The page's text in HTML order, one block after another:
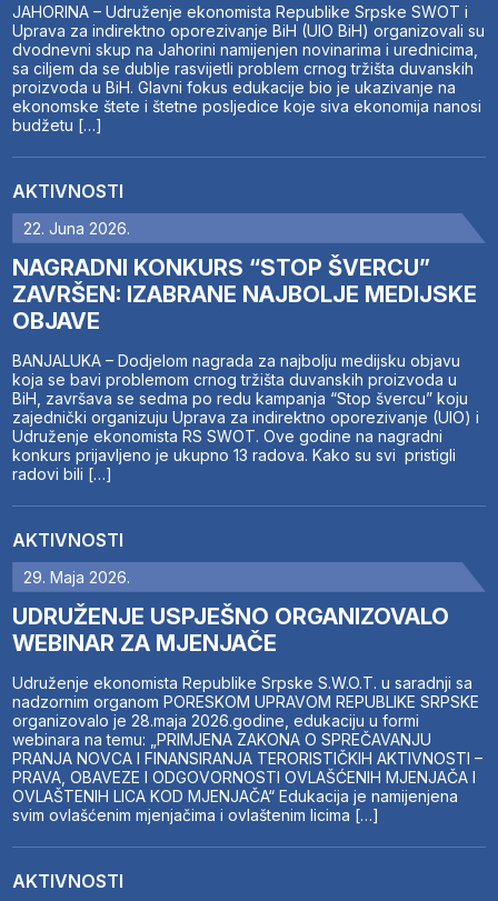
JAHORINA – Udruženje ekonomista Republike Srpske SWOT i
Uprava za indirektno oporezivanje BiH (UIO BiH) organizovali su
dvodnevni skup na Jahorini namijenjen novinarima i urednicima,
sa ciljem da se dublje rasvijetli problem crnog tržišta duvanskih
proizvoda u BiH. Glavni fokus edukacije bio je ukazivanje na
ekonomske štete i štetne posljedice koje siva ekonomija nanosi
budžetu […]
AKTIVNOSTI
22. Juna 2026.
NAGRADNI KONKURS “STOP ŠVERCU”
ZAVRŠEN: IZABRANE NAJBOLJE MEDIJSKE
OBJAVE
BANJALUKA – Dodjelom nagrada za najbolju medijsku objavu
koja se bavi problemom crnog tržišta duvanskih proizvoda u
BiH, završava se sedma po redu kampanja “Stop švercu” koju
zajednički organizuju Uprava za indirektno oporezivanje (UIO) i
Udruženje ekonomista RS SWOT. Ove godine na nagradni
konkurs prijavljeno je ukupno 13 radova. Kako su svi pristigli
radovi bili […]
AKTIVNOSTI
29. Maja 2026.
UDRUŽENJE USPJEŠNO ORGANIZOVALO
WEBINAR ZA MJENJAČE
Udruženje ekonomista Republike Srpske S.W.O.T. u saradnji sa
nadzornim organom PORESKOM UPRAVOM REPUBLIKE SRPSKE
organizovalo je 28.maja 2026.godine, edukaciju u formi
webinara na temu: „PRIMJENA ZAKONA O SPREČAVANJU
PRANJA NOVCA I FINANSIRANJA TERORISTIČKIH AKTIVNOSTI –
PRAVA, OBAVEZE I ODGOVORNOSTI OVLAŠĆENIH MJENJAČA I
OVLAŠTENIH LICA KOD MJENJAČA“ Edukacija je namijenjena
svim ovlašćenim mjenjačima i ovlaštenim licima […]
AKTIVNOSTI